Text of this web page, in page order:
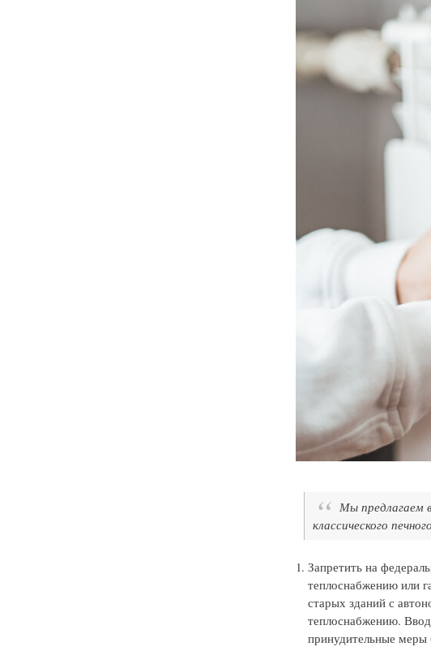
Мы предлагаем
классического
Запретить на
теплоснабжению или
старых зданий с
теплоснабжению. Ввод
принудительные меры